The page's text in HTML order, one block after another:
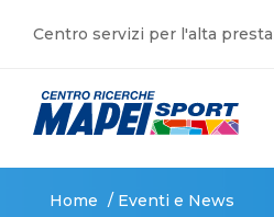
Centro servizi per l'alta
Home / Eventi e News